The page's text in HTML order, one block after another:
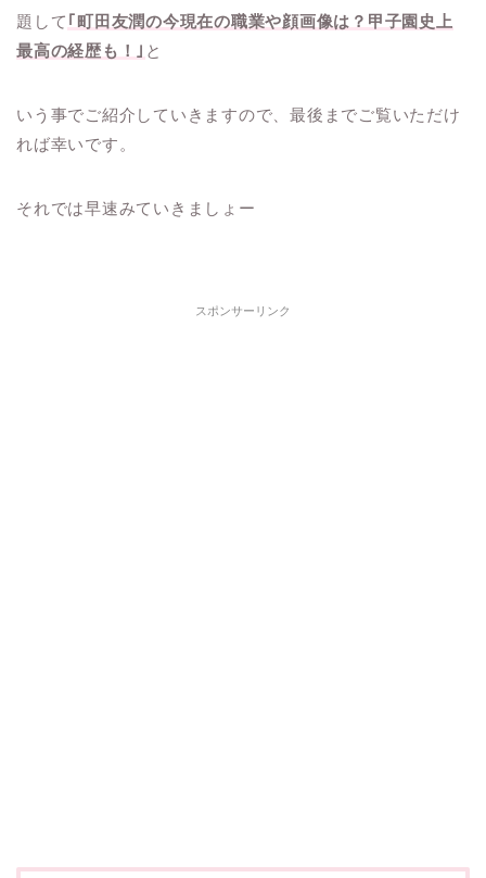
題して ｢町田友潤の今現在の職業や顔画像は？甲子園史上
最高の経歴も！｣ と
いう事でご紹介していきますので、最後までご覧いただけ
れば幸いです。
それでは早速みていきましょー
スポンサーリンク